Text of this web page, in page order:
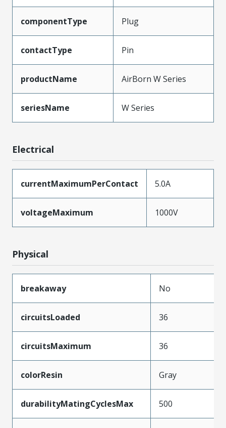
componentType Plug
contactType Pin
productName AirBorn W Series
seriesName W Series
Electrical
currentMaximumPerContact 5.0A
voltageMaximum 1000V
Physical
breakaway No
circuitsLoaded 36
circuitsMaximum 36
colorResin Gray
durabilityMatingCyclesMax 500